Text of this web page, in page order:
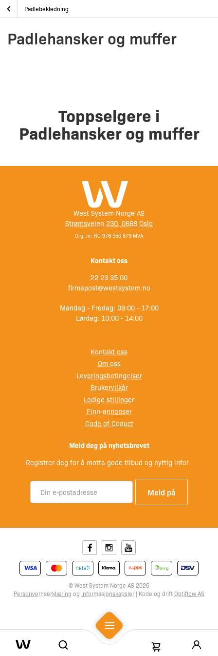
Skip
to
content
Mobile Menu
Shopping Cart
Hjem
Padleutstyr
Padlebekledning
Padlehansker og muffer
Padlehansker og muffer
Toppselgere i
Padlehansker og muffer
West System Norge AS
Strømsveien 230, 0668 Oslo
Org. nr: NO 976 950 879 MVA
Kontakt oss
22 23 35 00
firmapost@westsystem.no
Mandag - Fredag: 09:00 - 17:00
Lørdag: 10:00 - 14:00
Kontakt oss
Om oss
Leveringsbetingelser
Brukervilkår
Ledige stillinger
Finn-annonser
Code of Coduct
Meld deg på nyhetsbrevet
Registrer deg for å motta gode tilbud og nyttig info!
© West System Norge AS 2026
Personvernserklæring og informasjonskapsler | Kode og driftOptiflow AS
FacebookInstagramYoutube